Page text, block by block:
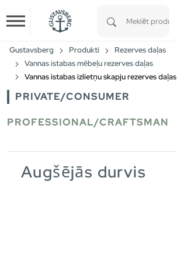
Skip to main content
Gustavsberg Produkti
Rezerves daļas
Vannas istabas mēbeļu rezerves daļas
Vannas istabas izlietņu skapju rezerves daļas
PRIVATE/CONSUMER
PROFESSIONAL/CRAFTSMAN
Augšējās durvis